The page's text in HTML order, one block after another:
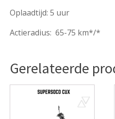
Oplaadtijd: 5 uur
Actieradius: 65-75 km*/*
Gerelateerde